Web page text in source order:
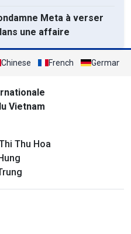
Meta à verser
une affaire
- République de
Chinese French German
Vietnam
Thu Hoa